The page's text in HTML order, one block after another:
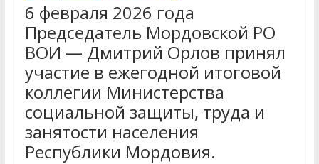
6 февраля 2026 года
Председатель Мордовской РО
ВОИ — Дмитрий Орлов принял
участие в ежегодной итоговой
коллегии Министерства
социальной защиты, труда и
занятости населения
Республики Мордовия.